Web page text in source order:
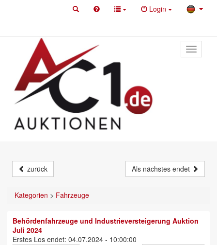
Login
Toggle
primary
zurück Als nächstes endet
Kategorien > Fahrzeuge
Behördenfahrzeuge und Industrieversteigerung Auktion
Juli 2024
Erstes Los endet: 04.07.2024 - 10:00:00